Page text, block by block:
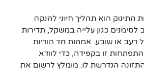
הוא תהליך חיוני להנקה
כגון עלייה במשקל, תדירות
רעב או שובע. אמהות חד הוריות
זו בקפידה, כדי לוודא
הנדרשת לו. מומלץ לרשום את